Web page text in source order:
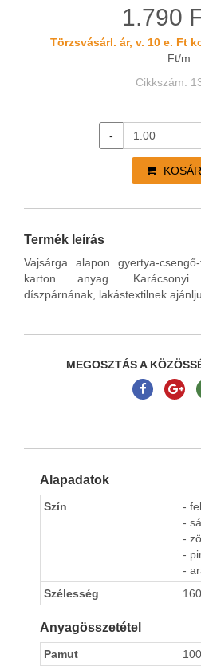
1.790
Törzsvásárl. ár, v. 10 e. Ft
Ft/m
Cikkszám:
-
Termék leírás
Vajsárga alapon gyertya-
karton anyag. Karácsonyi
díszpárnának, lakástextilnek
MEGOSZTÁS A
Alapadatok
Szín
-
-
-
-
-
Szélesség
Anyagösszetétel
Pamut